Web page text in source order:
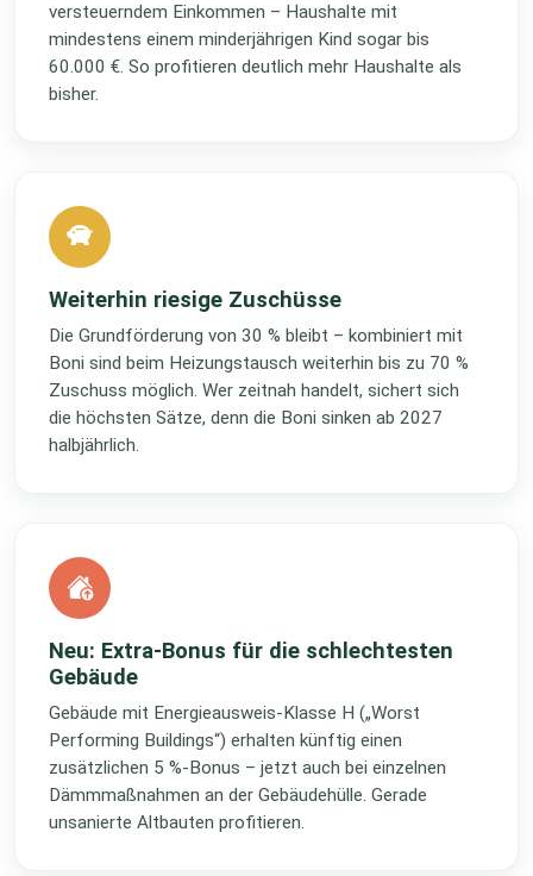
versteuerndem Einkommen – Haushalte mit
mindestens einem minderjährigen Kind sogar bis
60.000 €. So profitieren deutlich mehr Haushalte als
bisher.
Weiterhin riesige Zuschüsse
Die Grundförderung von 30 % bleibt – kombiniert mit
Boni sind beim Heizungstausch weiterhin bis zu 70 %
Zuschuss möglich. Wer zeitnah handelt, sichert sich
die höchsten Sätze, denn die Boni sinken ab 2027
halbjährlich.
Neu: Extra-Bonus für die schlechtesten
Gebäude
Gebäude mit Energieausweis-Klasse H („Worst
Performing Buildings“) erhalten künftig einen
zusätzlichen 5 %-Bonus – jetzt auch bei einzelnen
Dämmmaßnahmen an der Gebäudehülle. Gerade
unsanierte Altbauten profitieren.